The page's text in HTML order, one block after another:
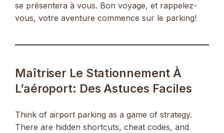
se présentera à vous. Bon voyage, et rappelez-
vous, votre aventure commence sur le parking!
Maîtriser Le Stationnement À
L’aéroport: Des Astuces Faciles
Think of airport parking as a game of strategy.
There are hidden shortcuts, cheat codes, and